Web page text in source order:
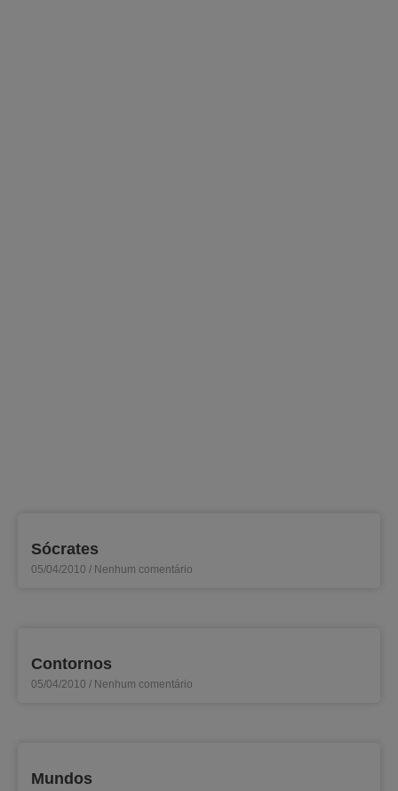
Sócrates
05/04/2010 Nenhum comentário
Contornos
05/04/2010 Nenhum comentário
Mundos